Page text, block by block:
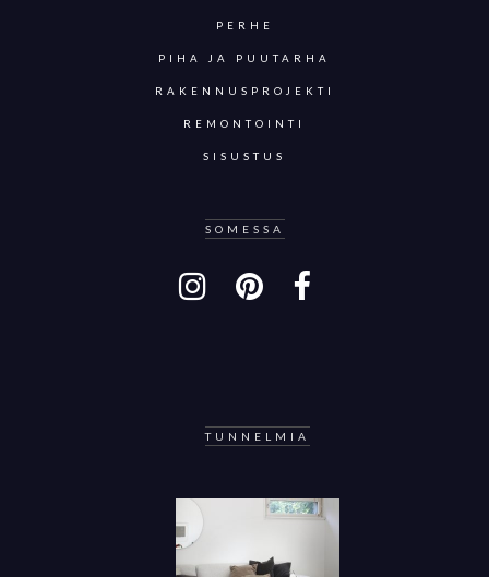
PERHE
PIHA JA PUUTARHA
RAKENNUSPROJEKTI
REMONTOINTI
SISUSTUS
SOMESSA
TUNNELMIA